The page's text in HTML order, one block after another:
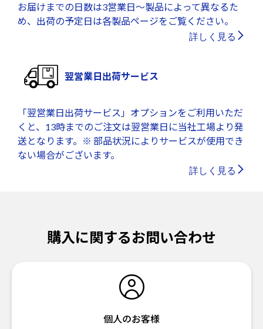
お届けまでの日数は3営業日～製品によって異なるた
め、出荷の予定日は各製品ページをご覧ください。
詳しく見る
翌営業日出荷サービス
「翌営業日出荷サービス」オプションをご利用いただ
くと、13時までのご注文は翌営業日に当社工場より発
送となります。※ 部品状況によりサービスが使用でき
ない場合がございます。
詳しく見る
購入に関するお問い合わせ
個人のお客様